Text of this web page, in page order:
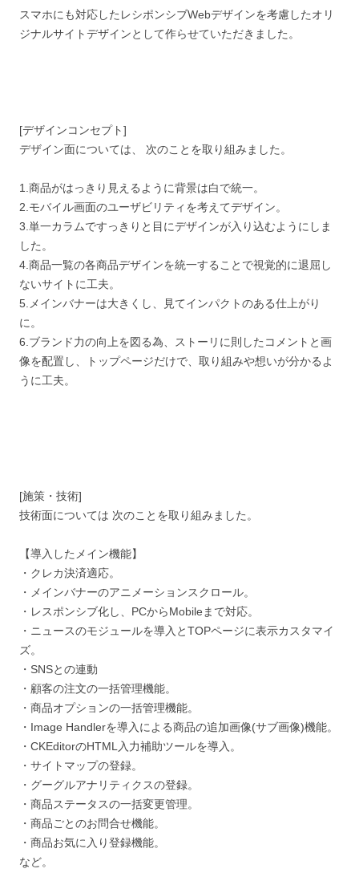
スマホにも対応したレシポンシブWebデザインを考慮したオリ
ジナルサイトデザインとして作らせていただきました。
[デザインコンセプト]
デザイン面については、 次のことを取り組みました。
1.商品がはっきり見えるように背景は白で統一。
2.モバイル画面のユーザビリティを考えてデザイン。
3.単一カラムですっきりと目にデザインが入り込むようにしま
した。
4.商品一覧の各商品デザインを統一することで視覚的に退屈し
ないサイトに工夫。
5.メインバナーは大きくし、見てインパクトのある仕上がり
に。
6.ブランド力の向上を図る為、ストーリに則したコメントと画
像を配置し、トップページだけで、取り組みや想いが分かるよ
うに工夫。
[施策・技術]
技術面については 次のことを取り組みました。
【導入したメイン機能】
・クレカ決済適応。
・メインバナーのアニメーションスクロール。
・レスポンシブ化し、PCからMobileまで対応。
・ニュースのモジュールを導入とTOPページに表示カスタマイ
ズ。
・SNSとの連動
・顧客の注文の一括管理機能。
・商品オプションの一括管理機能。
・Image Handlerを導入による商品の追加画像(サブ画像)機能。
・CKEditorのHTML入力補助ツールを導入。
・サイトマップの登録。
・グーグルアナリティクスの登録。
・商品ステータスの一括変更管理。
・商品ごとのお問合せ機能。
・商品お気に入り登録機能。
など。